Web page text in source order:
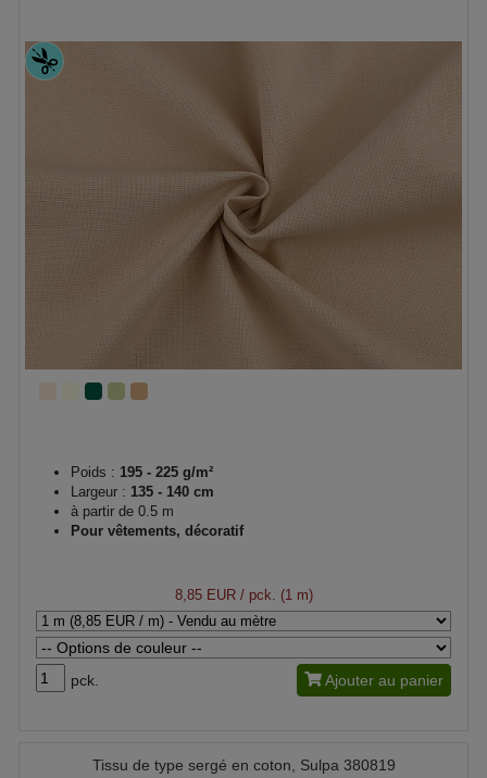
Poids : 195 - 225 g/m²
Largeur : 135 - 140 cm
à partir de 0.5 m
Pour vêtements, décoratif
8,85 EUR/ pck. (1 m)
pck. Ajouter au panier
Tissu de type sergé en coton, Sulpa 380819